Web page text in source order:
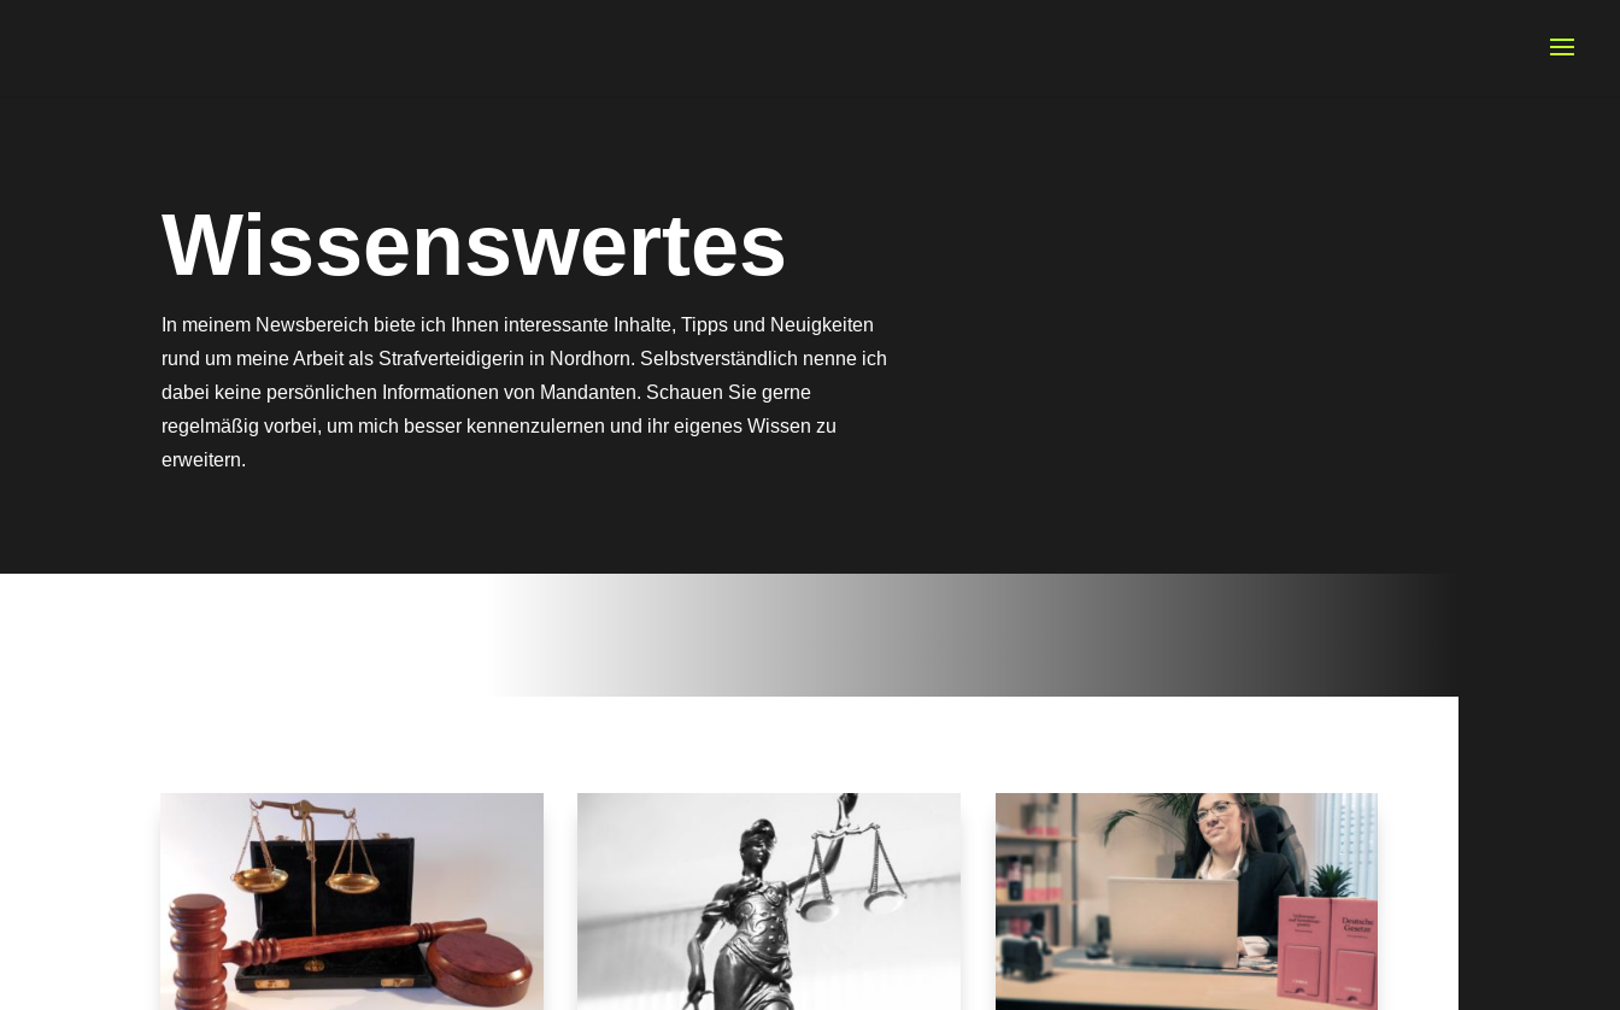
Wissenswertes
In meinem Newsbereich biete ich Ihnen interessante Inhalte, Tipps und Neuigkeiten
rund um meine Arbeit als Strafverteidigerin in Nordhorn. Selbstverständlich nenne ich
dabei keine persönlichen Informationen von Mandanten. Schauen Sie gerne
regelmäßig vorbei, um mich besser kennenzulernen und ihr eigenes Wissen zu
erweitern.